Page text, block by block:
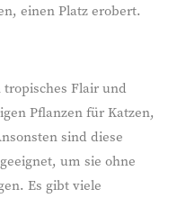
einen Platz erobert.
Flair und
Pflanzen für Katzen,
sind diese
um sie ohne
Es gibt viele